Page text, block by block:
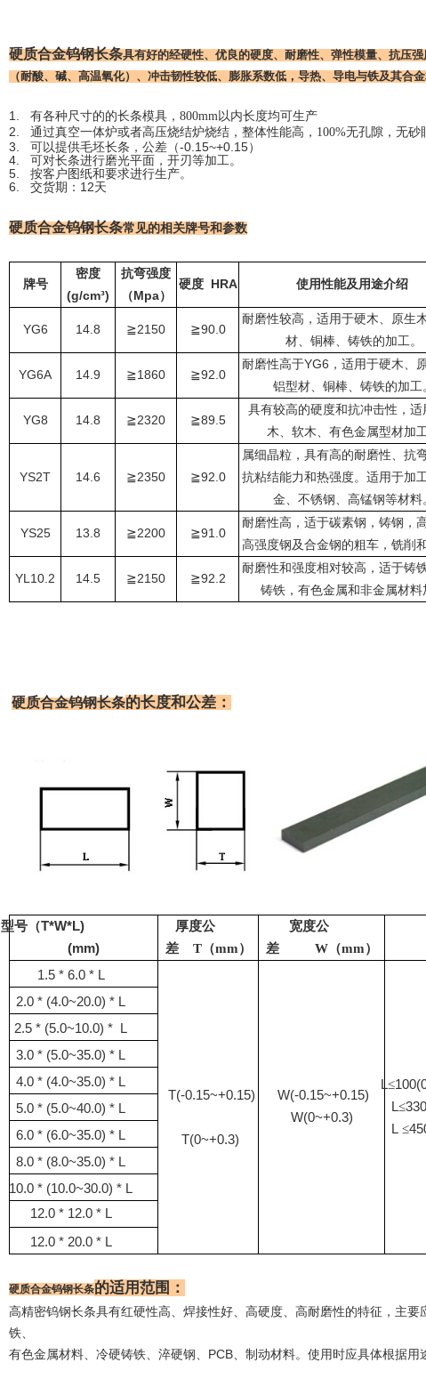
硬质合金钨钢长条具有好的经硬性、优良的硬度、耐磨性、弹性模量、抗压
（耐酸、碱、高温氧化）、 冲击韧性较低、膨胀系数低，导热、导电与铁及其合金
1. 有各种尺寸的的长条模具，800mm以内长度均可生产
2. 通过真空一体炉或者高压烧结炉烧结，整体性能高，100%无孔隙，无砂
3. 可以提供毛坯长条，公差（-0.15~+0.15）
4. 可对长条进行磨光平面，开刃等加工。
5. 按客户图纸和要求进行生产。
6. 交货期：12天
硬质合金钨钢长条常见的相关牌号和参数
牌号
密度
(g/cm³)
抗弯强度
（Mpa）
硬度HRA 使用性能及用途介绍
YG6 14.8 ≧2150 ≧90.0
耐磨性较高，适用于硬木、原生
材、铜棒、铸铁的加工。
YG6A 14.9 ≧1860 ≧92.0
耐磨性高于YG6 ，适用于硬木、
铝型材、铜棒、铸铁的加工
YG8 14.8 ≧2320 ≧89.5
具有较高的硬度和抗冲击性，适
木、软木、有色金属型材加工
YS2T 14.6 ≧2350 ≧92.0
属细晶粒，具有高的耐磨性、抗
抗粘结能力和热强度。适用于加
金、不锈钢、高锰钢等材料
YS25 13.8 ≧2200 ≧91.0
耐磨性高，适于碳素钢，铸钢，
高强度钢及合金钢的粗车，铣削和
YL10.2 14.5 ≧2150 ≧92.2
耐磨性和强度相对较高，适于铸
铸铁，有色金属和非金属材料
硬质合金钨钢长条的长度和公差：
型号（T*W*L)
(mm)
厚度公
差T（mm）
宽度公
差W（mm）
1.5 * 6.0 * L
T(-0.15~+0.15)
T(0~+0.3)
W(-0.15~+0.15)
W(0~+0.3)
L≤
L≤
L≤
2.0 * (4.0~20.0) * L
2.5 * (5.0~10.0) * L
3.0 * (5.0~35.0) * L
4.0 * (4.0~35.0) * L
5.0 * (5.0~40.0) * L
6.0 * (6.0~35.0) * L
8.0 * (8.0~35.0) * L
10.0 * (10.0~30.0) * L
12.0 * 12.0 * L
12.0 * 20.0 * L
硬质合金钨钢长条的适用范围：
高精密钨钢长条具有红硬性高、焊接性好、高硬度、高耐磨性的特征，主
铁、
有色金属材料、冷硬铸铁、淬硬钢、PCB、制动材料。使用时应具体根据用